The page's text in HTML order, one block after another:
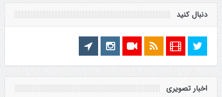
دنبال کنید
اخبار تصویری